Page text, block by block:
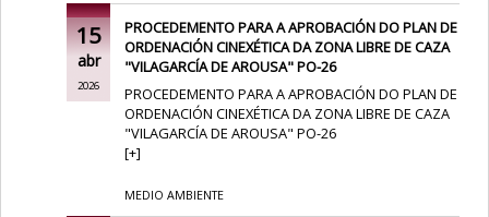
15
abr
2026
PROCEDEMENTO PARA A APROBACIÓN DO PLAN DE
ORDENACIÓN CINEXÉTICA DA ZONA LIBRE DE CAZA
"VILAGARCÍA DE AROUSA" PO-26
PROCEDEMENTO PARA A APROBACIÓN DO PLAN DE
ORDENACIÓN CINEXÉTICA DA ZONA LIBRE DE CAZA
"VILAGARCÍA DE AROUSA" PO-26
[+]
MEDIO AMBIENTE